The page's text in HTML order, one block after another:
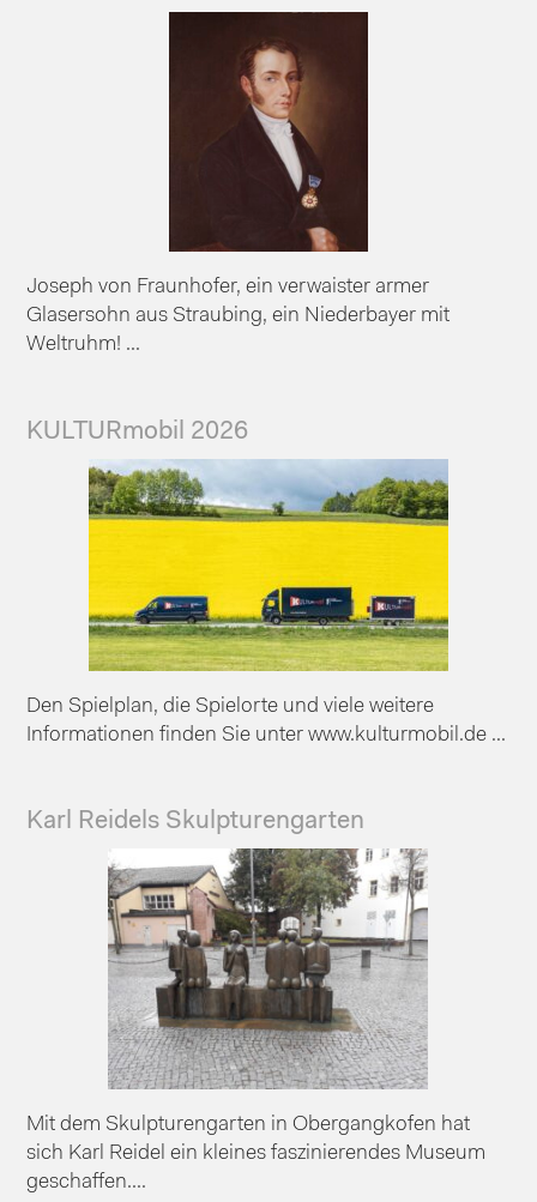
Joseph von Fraunhofer, ein verwaister armer
Glasersohn aus Straubing, ein Niederbayer mit
Weltruhm! ...
KULTURmobil 2026
Den Spielplan, die Spielorte und viele weitere
Informationen finden Sie unter www.kulturmobil.de ...
Karl Reidels Skulpturengarten
Mit dem Skulpturengarten in Obergangkofen hat
sich Karl Reidel ein kleines faszinierendes Museum
geschaffen....